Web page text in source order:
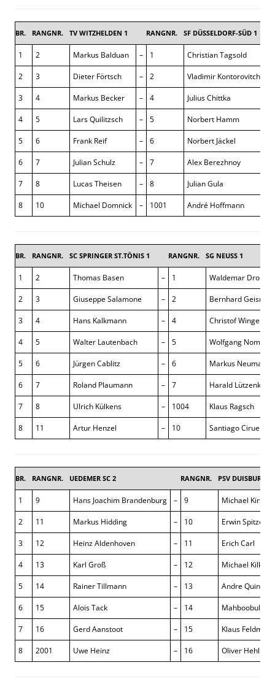
BR. RANGNR. TV WITZHELDEN 1 RANGNR. SF DÜSSELDORF-SÜD 1
1 2 Markus Balduan – 1 Christian Tagsold
2 3 Dieter Förtsch – 2 Vladimir Kontorovitch
3 4 Markus Becker – 4 Julius Chittka
4 5 Lars Quilitzsch – 5 Norbert Hamm
5 6 Frank Reif – 6 Norbert Jäckel
6 7 Julian Schulz – 7 Alex Berezhnoy
7 8 Lucas Theisen – 8 Julian Gula
8 10 Michael Domnick – 1001 André Hoffmann
BR. RANGNR. SC SPRINGER ST.TÖNIS 1 RANGNR. SG NEUSS 1
1 2 Thomas Basen – 1 Waldemar
2 3 Giuseppe Salamone – 2 Bernhard
3 4 Hans Kalkmann – 4 Christof Wingender
4 5 Walter Lautenbach – 5 Wolfgang
5 6 Jürgen Cablitz – 6 Markus Neumann
6 7 Roland Plaumann – 7 Harald
7 8 Ulrich Külkens – 1004 Klaus Ragsch
8 11 Artur Henzel – 10 Santiago Ciruelos
BR. RANGNR. UEDEMER SC 2 RANGNR. PSV DUISBURG 2
1 9 Hans Joachim Brandenburg – 9 Michael Kirsch
2 11 Markus Hidding – 10 Erwin Spitzer
3 12 Heinz Aldenhoven – 11 Erich Carl
4 13 Karl Groß – 12 Michael
5 14 Rainer Tillmann – 13 Andre
6 15 Alois Tack – 14 Mahboobullah
7 16 Gerd Aanstoot – 15 Klaus Feldmann
8 2001 Uwe Heinz – 16 Oliver Hehlke